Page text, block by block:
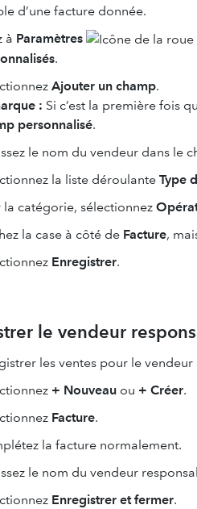
d’une facture donnée.
à Paramètres
.
Ajouter un champ.
: Si c’est la première fois
personnalisé.
le nom du vendeur dans le
la liste déroulante Type
la catégorie, sélectionnez
la case à côté de Facture,
Enregistrer.
le vendeur
les ventes pour le vendeur
+ Nouveau ou + Créer.
Facture.
la facture normalement.
le nom du vendeur
Enregistrer et fermer.